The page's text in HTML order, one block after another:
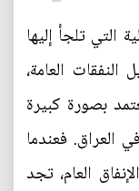
التي تلجأ إليها
العامة،
بصورة كبيرة
العراق. فعندما
العام، تجد